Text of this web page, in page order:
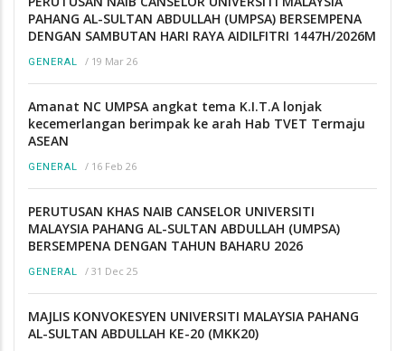
PAHANG AL-SULTAN ABDULLAH (UMPSA) BERSEMPENA
DENGAN SAMBUTAN HARI RAYA AIDILFITRI 1447H/2026M
GENERAL / 19 Mar 26
Amanat NC UMPSA angkat tema K.I.T.A lonjak
kecemerlangan berimpak ke arah Hab TVET Termaju
ASEAN
GENERAL / 16 Feb 26
PERUTUSAN KHAS NAIB CANSELOR UNIVERSITI
MALAYSIA PAHANG AL-SULTAN ABDULLAH (UMPSA)
BERSEMPENA DENGAN TAHUN BAHARU 2026
GENERAL / 31 Dec 25
MAJLIS KONVOKESYEN UNIVERSITI MALAYSIA PAHANG
AL-SULTAN ABDULLAH KE-20 (MKK20)